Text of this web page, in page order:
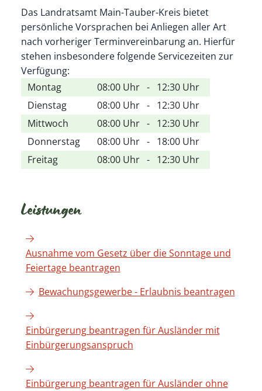
Das Landratsamt Main-Tauber-Kreis bietet
persönliche Vorsprachen bei Anliegen aller Art
nach vorheriger Terminvereinbarung an. Hierfür
stehen insbesondere folgende Servicezeiten zur
Verfügung:
Montag
08:00 Uhr - 12:30 Uhr
Dienstag
08:00 Uhr - 12:30 Uhr
Mittwoch
08:00 Uhr - 12:30 Uhr
Donnerstag
08:00 Uhr - 18:00 Uhr
Freitag
08:00 Uhr - 12:30 Uhr
Leistungen
Ausnahme vom Gesetz über die Sonntage und
Feiertage beantragen
Bewachungsgewerbe - Erlaubnis beantragen
Einbürgerung beantragen für Ausländer mit
Einbürgerungsanspruch
Einbürgerung beantragen für Ausländer ohne